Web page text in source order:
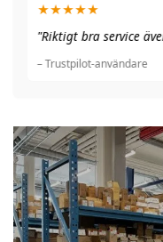
★★★★★
"Riktigt bra service
– Trustpilot-användare